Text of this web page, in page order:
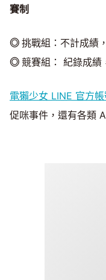
賽制
​◎ 挑戰組：不計成績
​◎ 競賽組： 紀錄成
電獺少女 LINE 官方
促咪事件，還有各類